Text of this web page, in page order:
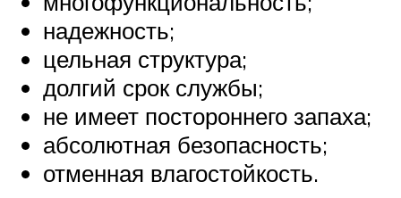
надежность;
цельная структура;
долгий срок службы;
не имеет постороннего запаха;
абсолютная безопасность;
отменная влагостойкость.